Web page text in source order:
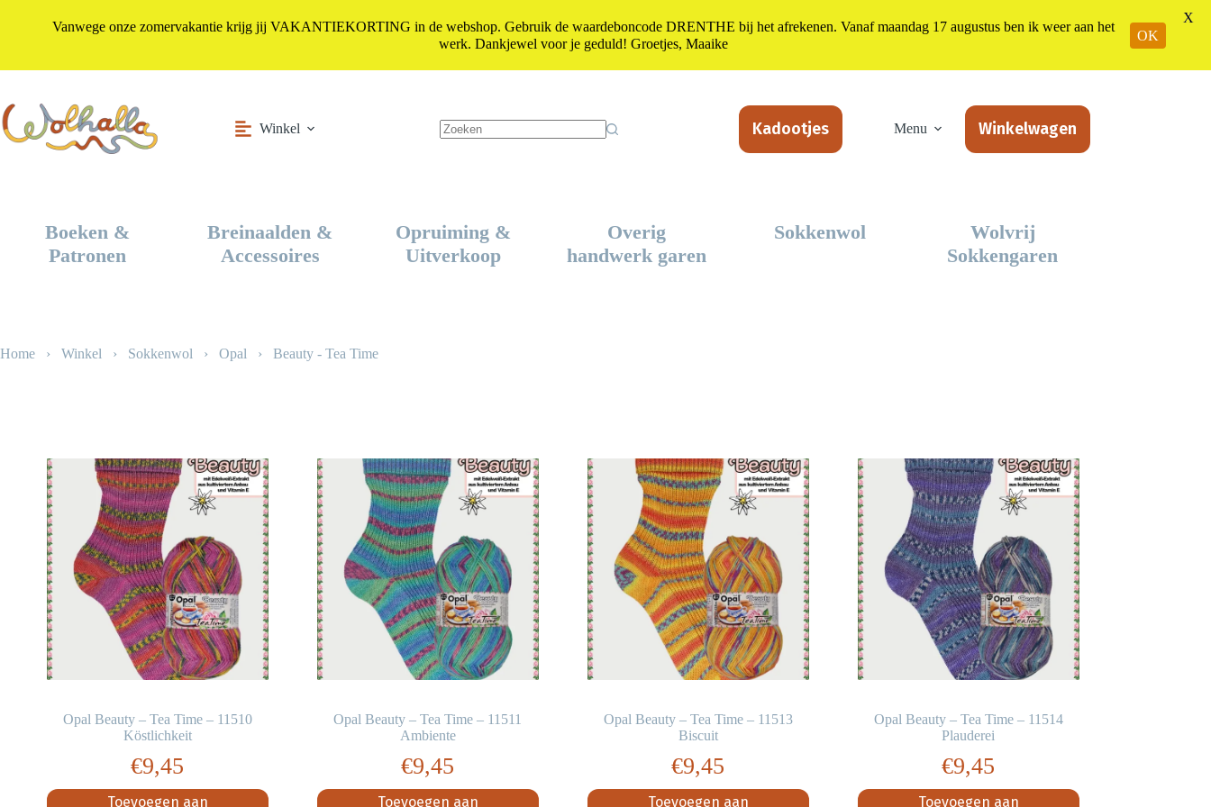
de
inhoud
Winkel
Kadootjes Menu Winkelwagen
Boeken &
Patronen
Breinaalden &
Accessoires
Opruiming &
Uitverkoop
Overig
handwerk garen
Sokkenwol
Wolvrij
Sokkengaren
Home › Winkel › Sokkenwol › Opal › Beauty - Tea Time
Opal Beauty – Tea Time – 11510
Köstlichkeit
€9,45
Toevoegen aan
Opal Beauty – Tea Time – 11511
Ambiente
€9,45
Toevoegen aan
Opal Beauty – Tea Time – 11513
Biscuit
€9,45
Toevoegen aan
Opal Beauty – Tea Time – 11514
Plauderei
€9,45
Toevoegen aan
Vanwege onze zomervakantie krijg jij VAKANTIEKORTING in de webshop. Gebruik de waardeboncode DRENTHE bij het afrekenen. Vanaf maandag 17 augustus ben ik weer aan het
werk. Dankjewel voor je geduld! Groetjes, Maaike
OK
X